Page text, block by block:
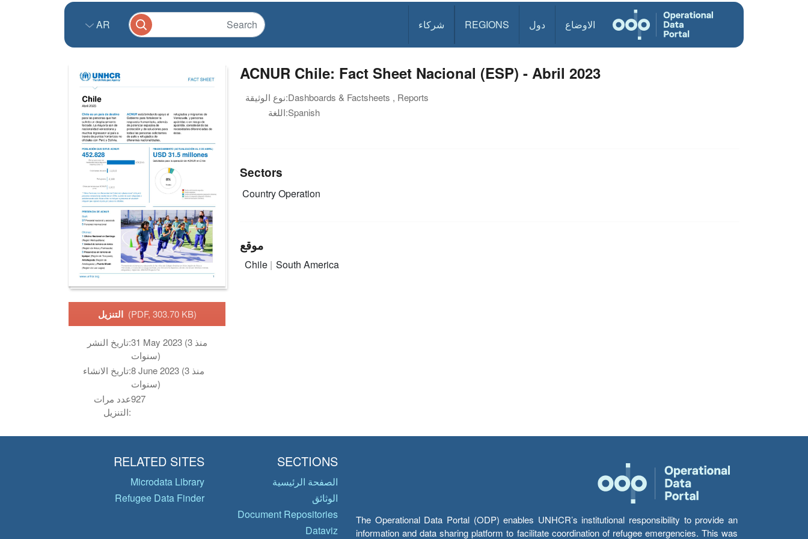
الاوضاع دول REGIONS شركاء AR
التنزيل (PDF, 303.70 KB)
تاريخ النشر:31 May 2023 (منذ 3
سنوات)
تاريخ الانشاء:8 June 2023 (منذ 3
سنوات)
عدد مرات
التنزيل:
927
ACNUR Chile: Fact Sheet Nacional (ESP) - Abril 2023
نوع الوثيقة:Dashboards & Factsheets , Reports
اللغة:Spanish
Sectors
Country Operation
موقع
Chile South America
The Operational Data Portal (ODP) enables UNHCR’s institutional responsibility to provide an
information and data sharing platform to facilitate coordination of refugee emergencies. This was
SECTIONS
الصفحة الرئيسية
الوثائق
Document Repositories
Dataviz
RELATED SITES
Microdata Library
Refugee Data Finder